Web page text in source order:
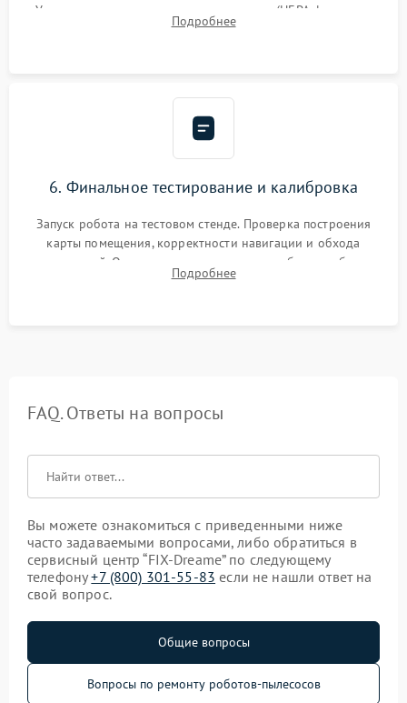
Установка новых расходных материалов (HEPA-фильтров,
микрофибры, щеток). Надежная фиксация разъемов и
Подробнее
6. Финальное тестирование и калибровка
Запуск робота на тестовом стенде. Проверка построения
карты помещения, корректности навигации и обхода
препятствий. Оценка силы всасывания и работы турбины.
Тестирование автоматического возврата на док-станцию и
Подробнее
FAQ. Ответы на вопросы
Вы можете ознакомиться с приведенными ниже
часто задаваемыми вопросами, либо обратиться в
сервисный центр “FIX-Dreame” по следующему
телефону+7 (800) 301-55-83 если не нашли ответ на
свой вопрос.
Общие вопросы
Вопросы по ремонту роботов-пылесосов